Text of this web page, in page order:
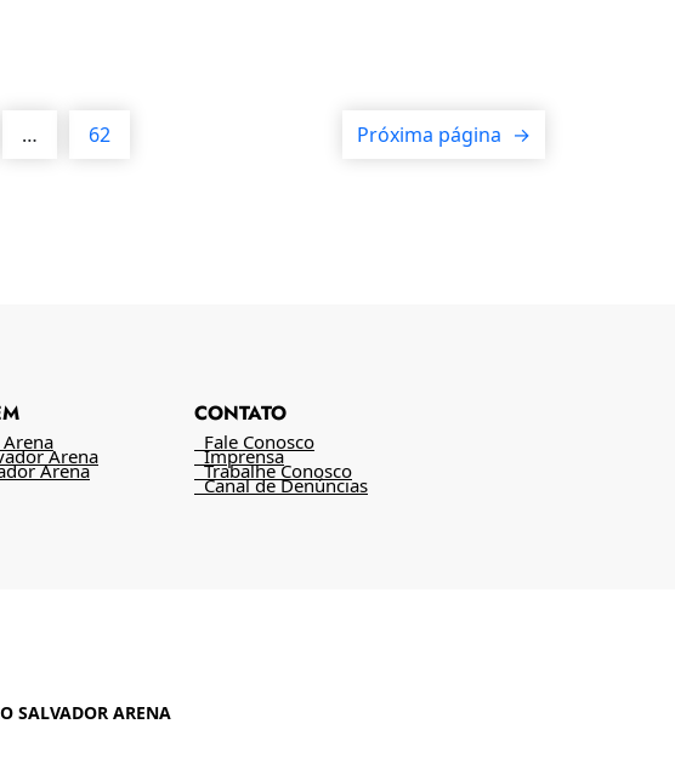
… 62 Próxima página →
Arena
Arena
CONTATO
Fale Conosco
Imprensa
Trabalhe Conosco
Canal de Denúncias
SALVADOR ARENA